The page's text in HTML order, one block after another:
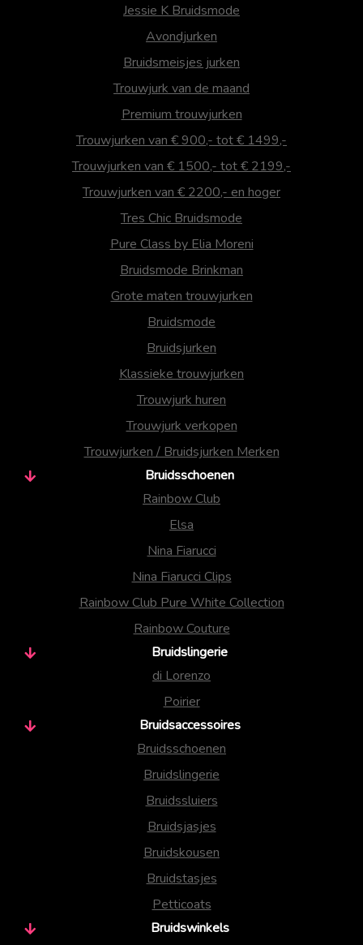
Jessie K Bruidsmode
Avondjurken
Bruidsmeisjes jurken
Trouwjurk van de maand
Premium trouwjurken
Trouwjurken van € 900,- tot € 1499,-
Trouwjurken van € 1500,- tot € 2199,-
Trouwjurken van € 2200,- en hoger
Tres Chic Bruidsmode
Pure Class by Elia Moreni
Bruidsmode Brinkman
Grote maten trouwjurken
Bruidsmode
Bruidsjurken
Klassieke trouwjurken
Trouwjurk huren
Trouwjurk verkopen
Trouwjurken / Bruidsjurken Merken
Bruidsschoenen
Rainbow Club
Elsa
Nina Fiarucci
Nina Fiarucci Clips
Rainbow Club Pure White Collection
Rainbow Couture
Bruidslingerie
di Lorenzo
Poirier
Bruidsaccessoires
Bruidsschoenen
Bruidslingerie
Bruidssluiers
Bruidsjasjes
Bruidskousen
Bruidstasjes
Petticoats
Bruidswinkels